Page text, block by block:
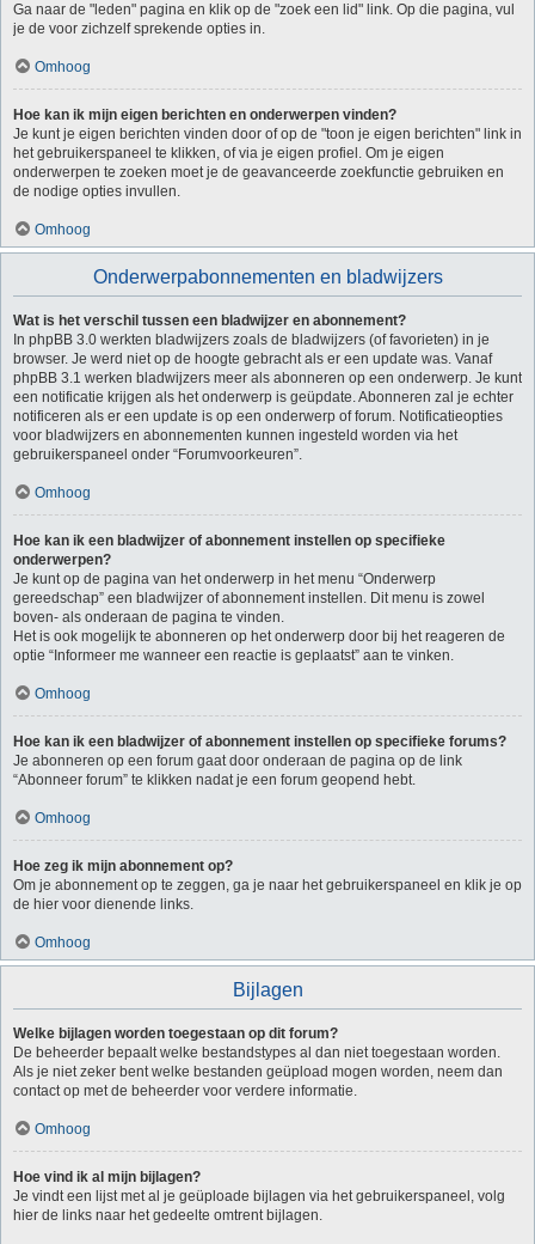
Ga naar de "leden" pagina en klik op de "zoek een lid" link. Op die pagina, vul
je de voor zichzelf sprekende opties in.
Omhoog
Hoe kan ik mijn eigen berichten en onderwerpen vinden?
Je kunt je eigen berichten vinden door of op de "toon je eigen berichten" link in
het gebruikerspaneel te klikken, of via je eigen profiel. Om je eigen
onderwerpen te zoeken moet je de geavanceerde zoekfunctie gebruiken en
de nodige opties invullen.
Omhoog
Onderwerpabonnementen en bladwijzers
Wat is het verschil tussen een bladwijzer en abonnement?
In phpBB 3.0 werkten bladwijzers zoals de bladwijzers (of favorieten) in je
browser. Je werd niet op de hoogte gebracht als er een update was. Vanaf
phpBB 3.1 werken bladwijzers meer als abonneren op een onderwerp. Je kunt
een notificatie krijgen als het onderwerp is geüpdate. Abonneren zal je echter
notificeren als er een update is op een onderwerp of forum. Notificatieopties
voor bladwijzers en abonnementen kunnen ingesteld worden via het
gebruikerspaneel onder “Forumvoorkeuren”.
Omhoog
Hoe kan ik een bladwijzer of abonnement instellen op specifieke
onderwerpen?
Je kunt op de pagina van het onderwerp in het menu “Onderwerp
gereedschap” een bladwijzer of abonnement instellen. Dit menu is zowel
boven- als onderaan de pagina te vinden.
Het is ook mogelijk te abonneren op het onderwerp door bij het reageren de
optie “Informeer me wanneer een reactie is geplaatst” aan te vinken.
Omhoog
Hoe kan ik een bladwijzer of abonnement instellen op specifieke forums?
Je abonneren op een forum gaat door onderaan de pagina op de link
“Abonneer forum” te klikken nadat je een forum geopend hebt.
Omhoog
Hoe zeg ik mijn abonnement op?
Om je abonnement op te zeggen, ga je naar het gebruikerspaneel en klik je op
de hier voor dienende links.
Omhoog
Bijlagen
Welke bijlagen worden toegestaan op dit forum?
De beheerder bepaalt welke bestandstypes al dan niet toegestaan worden.
Als je niet zeker bent welke bestanden geüpload mogen worden, neem dan
contact op met de beheerder voor verdere informatie.
Omhoog
Hoe vind ik al mijn bijlagen?
Je vindt een lijst met al je geüploade bijlagen via het gebruikerspaneel, volg
hier de links naar het gedeelte omtrent bijlagen.